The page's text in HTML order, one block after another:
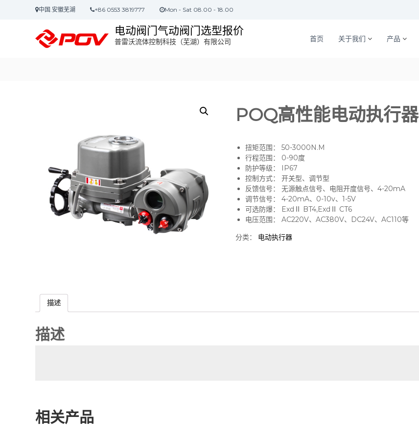
中国.安徽芜湖 +86 0553 3819777 Mon - Sat 08.00 - 18.00
电动阀门气动阀门选型报价
普雷沃流体控制科技（芜湖）有限公司 首页 关于我们 产品
POQ高性能电动执行器
扭矩范围： 50-3000N.M
行程范围： 0-90度
防护等级： IP67
控制方式： 开关型、调节型
反馈信号： 无源触点信号、电阻开度信号、4-20mA
调节信号： 4-20mA、0-10v、1-5V
可选防爆： ExdⅡ BT4,ExdⅡ CT6
电压范围： AC220V、AC380V、DC24V、AC110等
分类： 电动执行器
描述
描述
相关产品